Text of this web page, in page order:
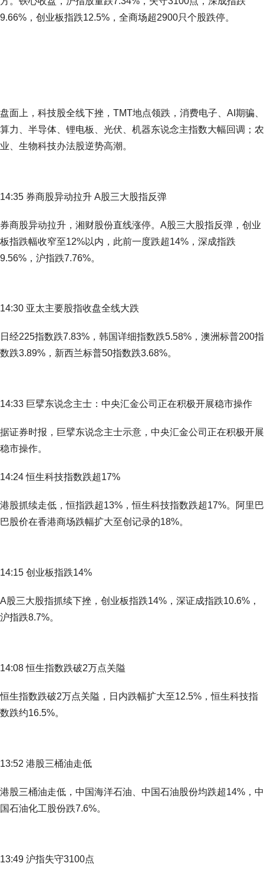
9.66%，创业板指跌12.5%，全商场超2900只个股跌停。
盘面上，科技股全线下挫，TMT地点领跌，消费电子、AI期骗、
算力、半导体、锂电板、光伏、机器东说念主指数大幅回调；农
业、生物科技办法股逆势高潮。
14:35 券商股异动拉升 A股三大股指反弹
券商股异动拉升，湘财股份直线涨停。A股三大股指反弹，创业
板指跌幅收窄至12%以内，此前一度跌超14%，深成指跌
9.56%，沪指跌7.76%。
14:30 亚太主要股指收盘全线大跌
日经225指数跌7.83%，韩国详细指数跌5.58%，澳洲标普200指
数跌3.89%，新西兰标普50指数跌3.68%。
14:33 巨擘东说念主士：中央汇金公司正在积极开展稳市操作
据证券时报，巨擘东说念主士示意，中央汇金公司正在积极开展
稳市操作。
14:24 恒生科技指数跌超17%
港股抓续走低，恒指跌超13%，恒生科技指数跌超17%。阿里巴
巴股价在香港商场跌幅扩大至创记录的18%。
14:15 创业板指跌14%
A股三大股指抓续下挫，创业板指跌14%，深证成指跌10.6%，
沪指跌8.7%。
14:08 恒生指数跌破2万点关隘
恒生指数跌破2万点关隘，日内跌幅扩大至12.5%，恒生科技指
数跌约16.5%。
13:52 港股三桶油走低
港股三桶油走低，中国海洋石油、中国石油股份均跌超14%，中
国石油化工股份跌7.6%。
13:49 沪指失守3100点